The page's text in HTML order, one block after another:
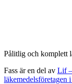
Pålitlig och komplett
Fass är en del av Lif
läkemedelsföretagen